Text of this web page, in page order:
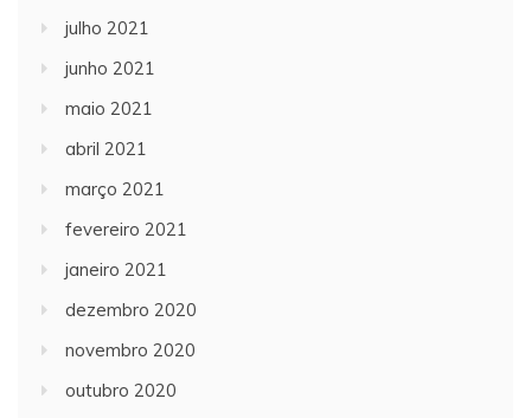
julho 2021
junho 2021
maio 2021
abril 2021
março 2021
fevereiro 2021
janeiro 2021
dezembro 2020
novembro 2020
outubro 2020